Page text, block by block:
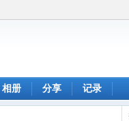
相册 分享 记录